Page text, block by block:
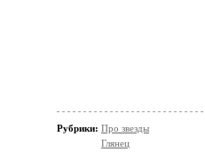
Рубрики: Про звезды
Глянец